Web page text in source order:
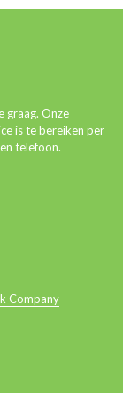
graag. Onze
is te bereiken per
telefoon.
Company